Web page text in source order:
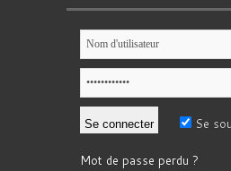
Se
Mot de passe perdu ?